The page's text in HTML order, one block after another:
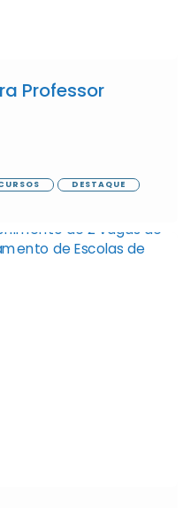
Professor
DESTAQUE